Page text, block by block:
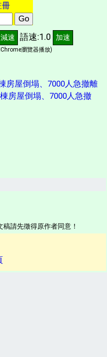
冊
減速 語速:1.0 加速
瀏覽器播放)
房屋倒塌、7000人急撤離
房屋倒塌、7000人急撤
請先徵得原作者同意！